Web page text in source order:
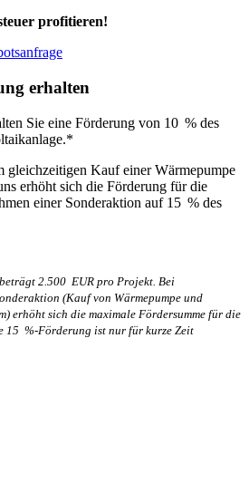
profitieren!
erhalten
Sie eine Förderung von 10 % des
gleichzeitigen Kauf einer Wärmepumpe
erhöht sich die Förderung für die
einer Sonderaktion auf 15 % des
2.500 EUR pro Projekt. Bei
(Kauf von Wärmepumpe und
erhöht sich die maximale Fördersumme für die
15 %-Förderung ist nur für kurze Zeit